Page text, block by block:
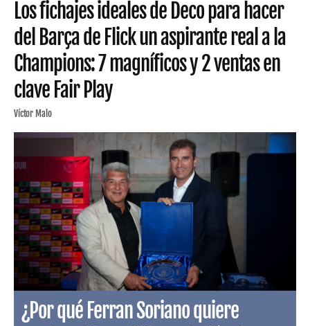
Los fichajes ideales de Deco para hacer
del Barça de Flick un aspirante real a la
Champions: 7 magníficos y 2 ventas en
clave Fair Play
Víctor Malo
¿Por qué Ferran Soriano quiere